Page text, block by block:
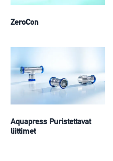
ZeroCon
Aquapress Puristettavat
liittimet